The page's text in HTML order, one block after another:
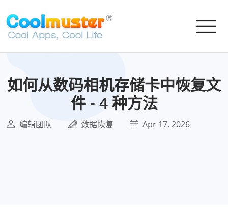
如何从数码相机存储卡中恢复文
件 - 4 种方法
编辑团队 数据恢复 Apr 17, 2026